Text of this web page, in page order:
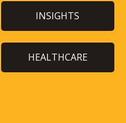
INSIGHTS
HEALTHCARE